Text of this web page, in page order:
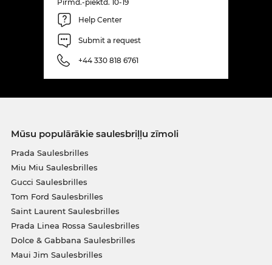
Pirmd.-piektd. 10-19
Help Center
Submit a request
+44 330 818 6761
Mūsu populārākie saulesbriļļu zīmoli
Prada Saulesbrilles
Miu Miu Saulesbrilles
Gucci Saulesbrilles
Tom Ford Saulesbrilles
Saint Laurent Saulesbrilles
Prada Linea Rossa Saulesbrilles
Dolce & Gabbana Saulesbrilles
Maui Jim Saulesbrilles